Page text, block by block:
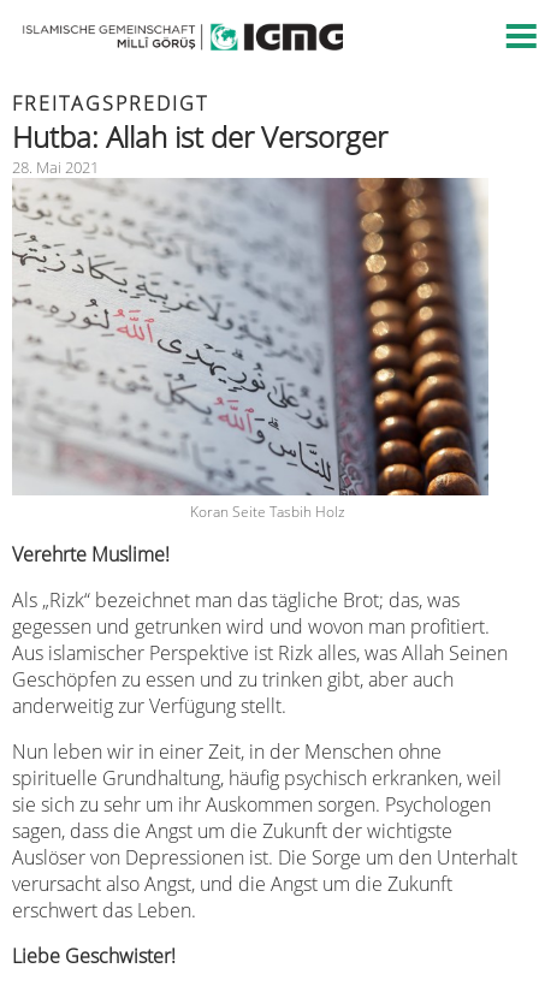
FREITAGSPREDIGT
Hutba: Allah ist der Versorger
28. Mai 2021
Koran Seite Tasbih Holz
Verehrte Muslime!
Als „Rizk“ bezeichnet man das tägliche Brot; das, was
gegessen und getrunken wird und wovon man profitiert.
Aus islamischer Perspektive ist Rizk alles, was Allah Seinen
Geschöpfen zu essen und zu trinken gibt, aber auch
anderweitig zur Verfügung stellt.
Nun leben wir in einer Zeit, in der Menschen ohne
spirituelle Grundhaltung, häufig psychisch erkranken, weil
sie sich zu sehr um ihr Auskommen sorgen. Psychologen
sagen, dass die Angst um die Zukunft der wichtigste
Auslöser von Depressionen ist. Die Sorge um den Unterhalt
verursacht also Angst, und die Angst um die Zukunft
erschwert das Leben.
Liebe Geschwister!